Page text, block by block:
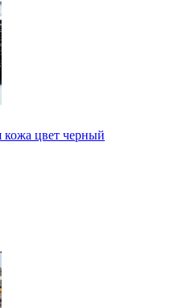
кожа цвет черный